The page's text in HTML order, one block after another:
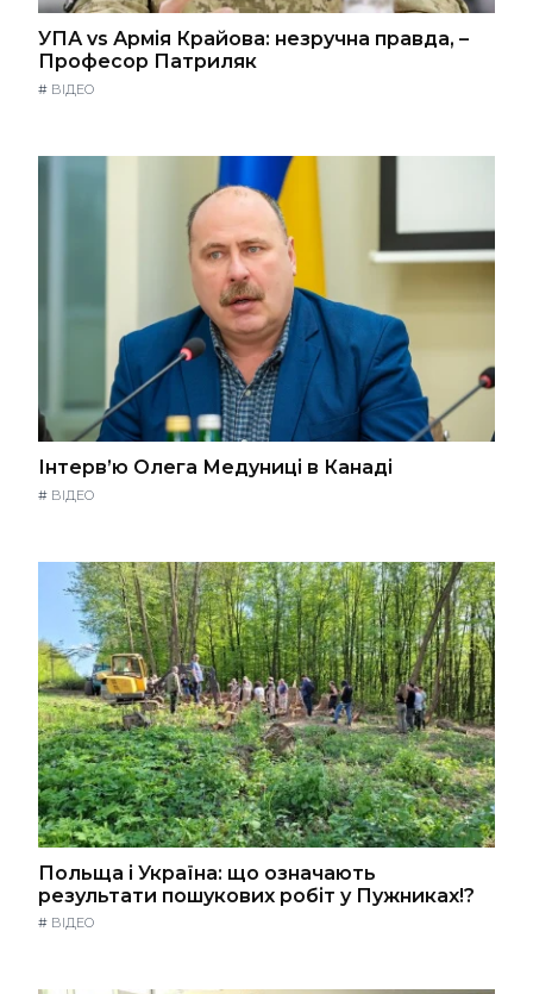
УПА vs Армія Крайова: незручна правда, –
Професор Патриляк
# ВІДЕО
Інтерв’ю Олега Медуниці в Канаді
# ВІДЕО
Польща і Україна: що означають
результати пошукових робіт у Пужниках!?
# ВІДЕО